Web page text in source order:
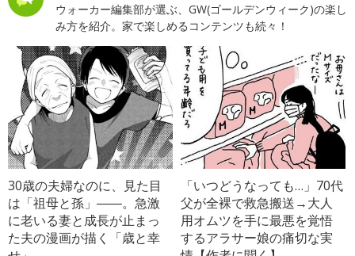
ウォーカー編集部が選ぶ、GW(ゴールデンウィーク)の楽し
み方を紹介。家で楽しめるコンテンツも続々！
30歳の夫婦なのに、見た目
は「祖母と孫」――。急激
に老いる妻と成長が止まっ
た夫の漫画が描く「歳と幸
「いつどうなっても…」70代
父が全裸で救急搬送→大人
用オムツを手に最悪を覚悟
するアラサー娘の痛切な実